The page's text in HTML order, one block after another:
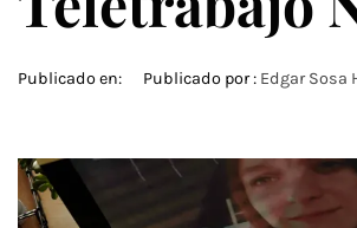
Publicado en: Publicado por : Edgar Sosa